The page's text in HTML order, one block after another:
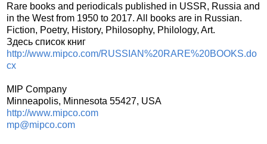
Rare books and periodicals published in USSR, Russia and
in the West from 1950 to 2017. All books are in Russian.
Fiction, Poetry, History, Philosophy, Philology, Art.
Здесь список книг
http://www.mipco.com/RUSSIAN%20RARE%20BOOKS.do
cx
MIP Company
Minneapolis, Minnesota 55427, USA
http://www.mipco.com
mp@mipco.com